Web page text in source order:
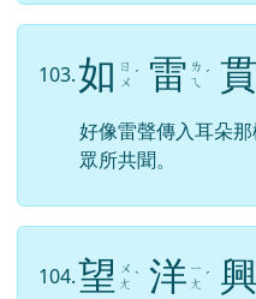
103.如 ㄖ
ㄨ ˊ 雷 ㄌ
ㄟ
ˊ 貫
好像雷聲傳入耳朵
眾所共聞。
104.望
ㄨ
ㄤ ˋ 洋 ㄧ
ㄤ ˊ 興